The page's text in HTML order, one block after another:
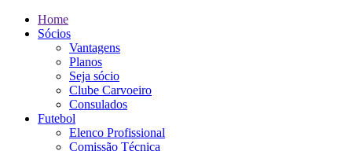
Home
Sócios
Vantagens
Planos
Seja sócio
Clube Carvoeiro
Consulados
Futebol
Elenco Profissional
Comissão Técnica